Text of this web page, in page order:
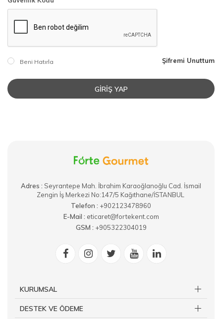
Beni Hatırla Şifremi Unuttum
GIRIŞ YAP
Adres : ​Seyrantepe Mah. İbrahim Karaoğlanoğlu Cad. İsmail
Zengin İş Merkezi No:147/5 Kağıthane/İSTANBUL
Telefon : +902123478960
E-Mail : eticaret@fortekent.com
GSM : +905322304019
KURUMSAL
DESTEK VE ÖDEME